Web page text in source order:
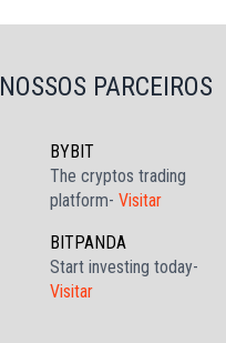
NOSSOS PARCEIROS
BYBIT
The cryptos trading
platform- Visitar
BITPANDA
Start investing today-
Visitar